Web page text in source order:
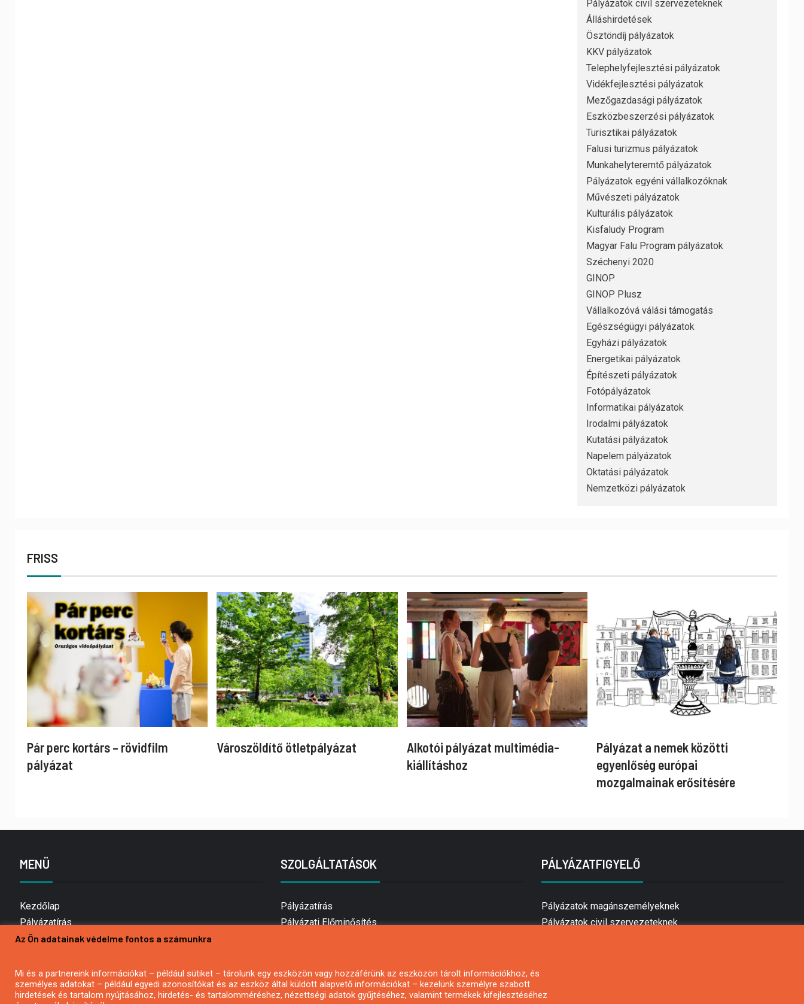
Pályázatok civil szervezeteknek
Álláshirdetések
Ösztöndíj pályázatok
KKV pályázatok
Telephelyfejlesztési pályázatok
Vidékfejlesztési pályázatok
Mezőgazdasági pályázatok
Eszközbeszerzési pályázatok
Turisztikai pályázatok
Falusi turizmus pályázatok
Munkahelyteremtő pályázatok
Pályázatok egyéni vállalkozóknak
Művészeti pályázatok
Kulturális pályázatok
Kisfaludy Program
Magyar Falu Program pályázatok
Széchenyi 2020
GINOP
GINOP Plusz
Vállalkozóvá válási támogatás
Egészségügyi pályázatok
Egyházi pályázatok
Energetikai pályázatok
Építészeti pályázatok
Fotópályázatok
Informatikai pályázatok
Irodalmi pályázatok
Kutatási pályázatok
Napelem pályázatok
Oktatási pályázatok
Nemzetközi pályázatok
FRISS
Pár perc kortárs – rövidfilm
pályázat
Városzöldítő ötletpályázat
Alkotói pályázat multimédia-
kiállításhoz
Pályázat a nemek közötti
egyenlőség európai
mozgalmainak erősítésére
MENÜ
Kezdőlap
Pályázatírás
Bemutatkozás
Hírlevél feliratkozás
Impresszum
SZOLGÁLTATÁSOK
Pályázatírás
Pályázati Előminősítés
Mezőgazdasági pályázatírás
Pályázatírás magánszemélyeknek
PÁLYÁZATFIGYELŐ
Pályázatok magánszemélyeknek
Pályázatok civil szervezeteknek
Az Ön adatainak védelme fontos a számunkra
Mi és a partnereink információkat – például sütiket – tárolunk egy eszközön vagy hozzáférünk az eszközön tárolt információkhoz, és
személyes adatokat – például egyedi azonosítókat és az eszköz által küldött alapvető információkat – kezelünk személyre szabott
hirdetések és tartalom nyújtásához, hirdetés- és tartalomméréshez, nézettségi adatok gyűjtéséhez, valamint termékek kifejlesztéséhez